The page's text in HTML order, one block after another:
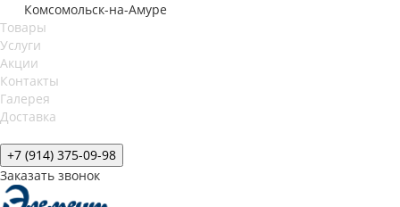
Комсомольск-на-Амуре
Товары
Услуги
Акции
Контакты
Галерея
Доставка
+7 (914) 375-09-98
Заказать звонок